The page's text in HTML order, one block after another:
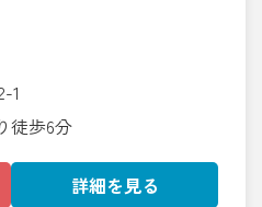
1
徒歩6分
詳細を見る